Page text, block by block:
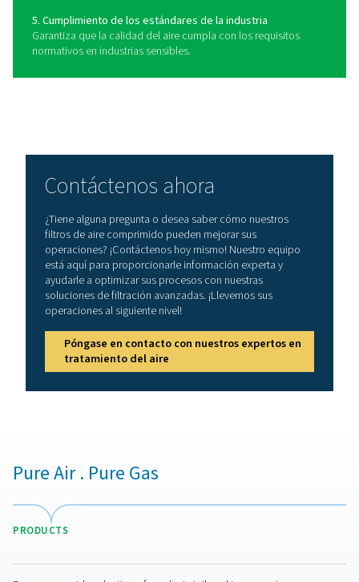
requeridos y las especificaciones del sistema.
identificar los principales contaminantes de su
un filtro diseñado para eliminarlos. Para la protección
Considere la clasificación de filtración (medida en
basada en los requisitos de calidad del aire de su
como lasnormas ISO 8573-1. Además,
requisitos de caudal y presión de su sistema para
que el filtro pueda manejar la capacidad necesaria
caídas de presión. Para aplicaciones de alta presión,
de alta presión especializados diseñados para
condiciones de funcionamiento extremas. Al
adecuado a sus necesidades específicas, puede
calidad del aire, prolongar la vida útil del equipo y
cumplimiento de los estándares de la industria.
Mantenimiento de los
línea
funcionamiento óptimo de los filtros de línea. Los